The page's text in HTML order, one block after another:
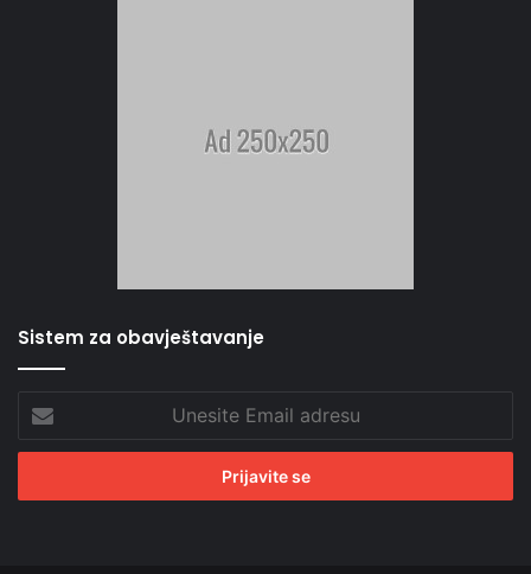
Sistem za obavještavanje
Email
adresu